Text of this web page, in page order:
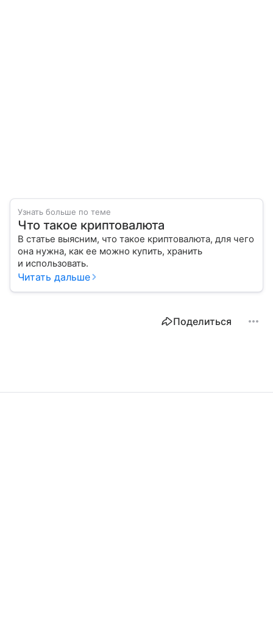
Узнать больше по теме
Что такое криптовалюта
В статье выясним, что такое криптовалюта, для чего
она нужна, как ее можно купить, хранить
и использовать.
Читать дальше
Поделиться